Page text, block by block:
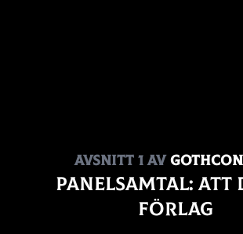
Avsnitt 1avGothcon
Panelsamtal: Att
förlag